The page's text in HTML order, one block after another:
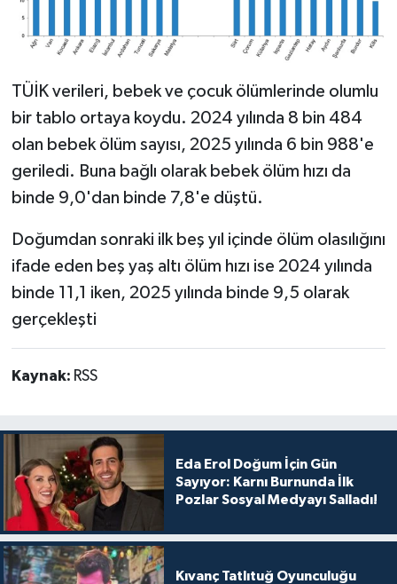
TÜİK verileri, bebek ve çocuk ölümlerinde olumlu
bir tablo ortaya koydu. 2024 yılında 8 bin 484
olan bebek ölüm sayısı, 2025 yılında 6 bin 988'e
geriledi. Buna bağlı olarak bebek ölüm hızı da
binde 9,0'dan binde 7,8'e düştü.
Doğumdan sonraki ilk beş yıl içinde ölüm olasılığını
ifade eden beş yaş altı ölüm hızı ise 2024 yılında
binde 11,1 iken, 2025 yılında binde 9,5 olarak
gerçekleşti
Kaynak: RSS
Eda Erol Doğum İçin Gün
Sayıyor: Karnı Burnunda İlk
Pozlar Sosyal Medyayı Salladı!
Kıvanç Tatlıtuğ Oyunculuğu